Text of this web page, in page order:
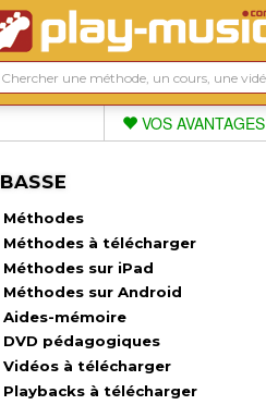
VOS AVANTAGES
BASSE
Méthodes
Méthodes à télécharger
Méthodes sur iPad
Méthodes sur Android
Aides-mémoire
DVD pédagogiques
Vidéos à télécharger
Playbacks à télécharger